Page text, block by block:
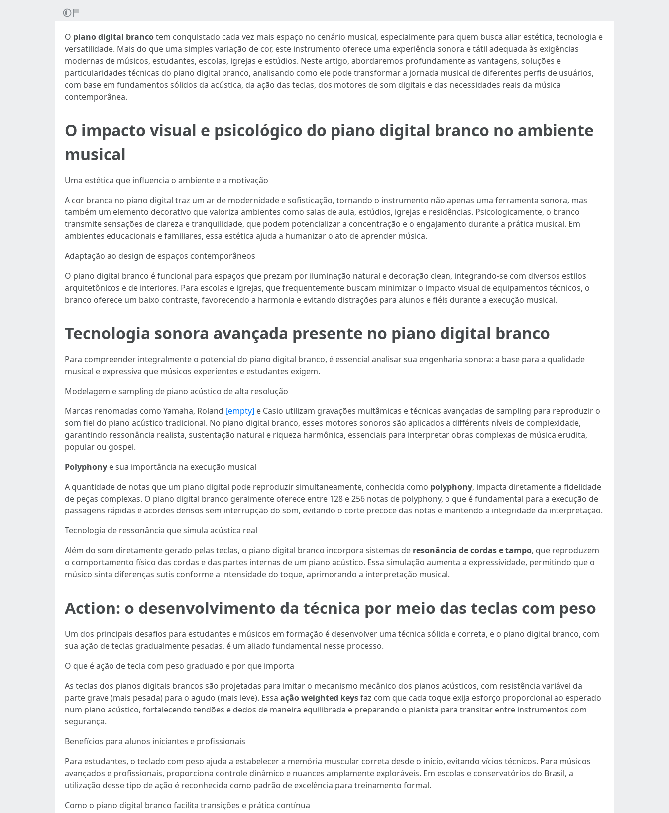
O piano digital brancotem conquistado cada vez mais espaço no cenário musical, especialmente para quem busca aliar estética, tecnologia e
versatilidade. Mais do que uma simples variação de cor, este instrumento oferece uma experiência sonora e tátil adequada às exigências
modernas de músicos, estudantes, escolas, igrejas e estúdios. Neste artigo, abordaremos profundamente as vantagens, soluções e
particularidades técnicas do piano digital branco, analisando como ele pode transformar a jornada musical de diferentes perfis de usuários,
com base em fundamentos sólidos da acústica, da ação das teclas, dos motores de som digitais e das necessidades reais da música
contemporânea.
O impacto visual e psicológico do piano digital branco no ambiente
musical
Uma estética que influencia o ambiente e a motivação
A cor branca no piano digital traz um ar de modernidade e sofisticação, tornando o instrumento não apenas uma ferramenta sonora, mas
também um elemento decorativo que valoriza ambientes como salas de aula, estúdios, igrejas e residências. Psicologicamente, o branco
transmite sensações de clareza e tranquilidade, que podem potencializar a concentração e o engajamento durante a prática musical. Em
ambientes educacionais e familiares, essa estética ajuda a humanizar o ato de aprender música.
Adaptação ao design de espaços contemporâneos
O piano digital branco é funcional para espaços que prezam por iluminação natural e decoração clean, integrando-se com diversos estilos
arquitetônicos e de interiores. Para escolas e igrejas, que frequentemente buscam minimizar o impacto visual de equipamentos técnicos, o
branco oferece um baixo contraste, favorecendo a harmonia e evitando distrações para alunos e fiéis durante a execução musical.
Tecnologia sonora avançada presente no piano digital branco
Para compreender integralmente o potencial do piano digital branco, é essencial analisar sua engenharia sonora: a base para a qualidade
musical e expressiva que músicos experientes e estudantes exigem.
Modelagem e sampling de piano acústico de alta resolução
Marcas renomadas como Yamaha, Roland [empty] e Casio utilizam gravações multâmicas e técnicas avançadas de sampling para reproduzir o
som fiel do piano acústico tradicional. No piano digital branco, esses motores sonoros são aplicados a différents níveis de complexidade,
garantindo ressonância realista, sustentação natural e riqueza harmônica, essenciais para interpretar obras complexas de música erudita,
popular ou gospel.
Polyphony e sua importância na execução musical
A quantidade de notas que um piano digital pode reproduzir simultaneamente, conhecida como polyphony, impacta diretamente a fidelidade
de peças complexas. O piano digital branco geralmente oferece entre 128 e 256 notas de polyphony, o que é fundamental para a execução de
passagens rápidas e acordes densos sem interrupção do som, evitando o corte precoce das notas e mantendo a integridade da interpretação.
Tecnologia de ressonância que simula acústica real
Além do som diretamente gerado pelas teclas, o piano digital branco incorpora sistemas de resonância de cordas e tampo, que reproduzem
o comportamento físico das cordas e das partes internas de um piano acústico. Essa simulação aumenta a expressividade, permitindo que o
músico sinta diferenças sutis conforme a intensidade do toque, aprimorando a interpretação musical.
Action: o desenvolvimento da técnica por meio das teclas com peso
Um dos principais desafios para estudantes e músicos em formação é desenvolver uma técnica sólida e correta, e o piano digital branco, com
sua ação de teclas gradualmente pesadas, é um aliado fundamental nesse processo.
O que é ação de tecla com peso graduado e por que importa
As teclas dos pianos digitais brancos são projetadas para imitar o mecanismo mecânico dos pianos acústicos, com resistência variável da
parte grave (mais pesada) para o agudo (mais leve). Essa ação weighted keysfaz com que cada toque exija esforço proporcional ao esperado
num piano acústico, fortalecendo tendões e dedos de maneira equilibrada e preparando o pianista para transitar entre instrumentos com
segurança.
Benefícios para alunos iniciantes e profissionais
Para estudantes, o teclado com peso ajuda a estabelecer a memória muscular correta desde o início, evitando vícios técnicos. Para músicos
avançados e profissionais, proporciona controle dinâmico e nuances amplamente exploráveis. Em escolas e conservatórios do Brasil, a
utilização desse tipo de ação é reconhecida como padrão de excelência para treinamento formal.
Como o piano digital branco facilita transições e prática contínua